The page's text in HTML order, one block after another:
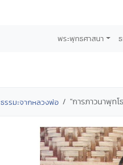
พระพุทธศาสนา
ธรรมะจากหลวงพ่อ "การภาวนาพุท